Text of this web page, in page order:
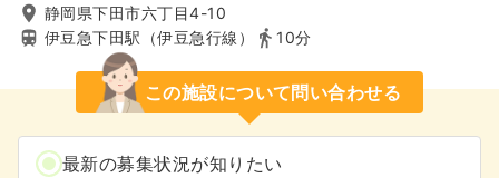
静岡県下田市六丁目4-10
伊豆急下田駅（伊豆急行線）
10分
この施設について問い合わせる
最新の募集状況が知りたい